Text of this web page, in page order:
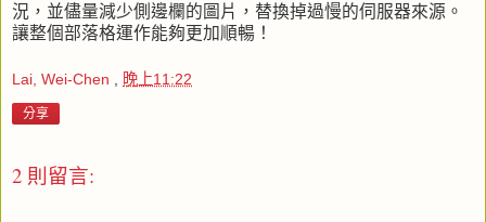
況，並儘量減少側邊欄的圖片，替換掉過慢的伺服器來源。
讓整個部落格運作能夠更加順暢！
Lai, Wei-Chen , 晚上11:22
分享
2 則留言: